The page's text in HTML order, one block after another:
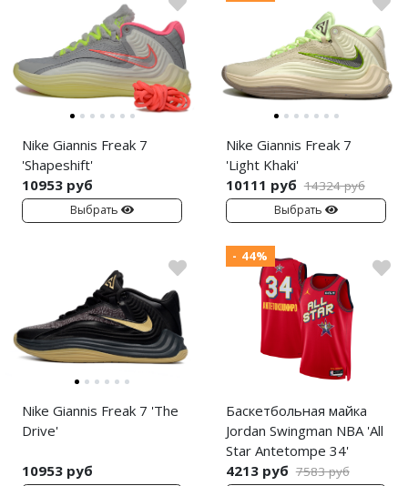
Nike Giannis Freak 7
'Shapeshift'
10953 руб
Выбрать
Nike Giannis Freak 7
'Light Khaki'
10111 руб 14324 руб
Выбрать
Nike Giannis Freak 7 'The
Drive'
10953 руб
- 44%
Баскетбольная майка
Jordan Swingman NBA 'All
Star Antetompe 34'
4213 руб 7583 руб
Air Jordan 13
Air Jordan 14
Air Jordan 15
Air Jordan 23